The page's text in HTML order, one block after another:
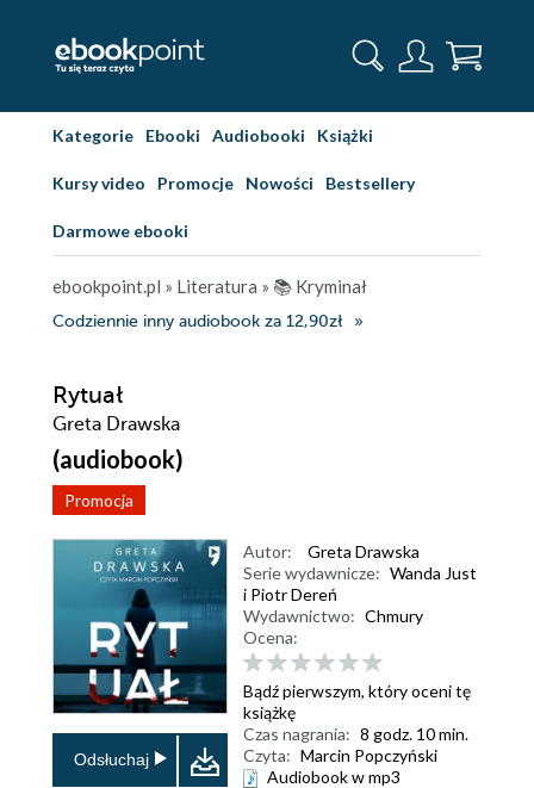
Kategorie Ebooki Audiobooki Książki
Kursy video Promocje Nowości Bestsellery
Darmowe ebooki
ebookpoint.pl » Literatura » 📚 Kryminał
Codziennie inny audiobook za 12,90zł
Rytuał
Greta Drawska
(audiobook)
Promocja
Odsłuchaj
Autor:
Greta Drawska
Serie wydawnicze: Wanda Just
i Piotr Dereń
Wydawnictwo: Chmury
Ocena:
Bądź pierwszym, który oceni tę
książkę
Czas nagrania: 8 godz. 10 min.
Czyta: Marcin Popczyński
Audiobook w mp3